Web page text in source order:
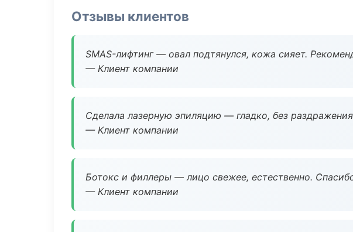
Отзывы клиентов
SMAS-лифтинг — овал подтянулся, кожа сияет.
— Клиент компании
Сделала лазерную эпиляцию — гладко, без
— Клиент компании
Ботокс и филлеры — лицо свежее, естественно.
— Клиент компании